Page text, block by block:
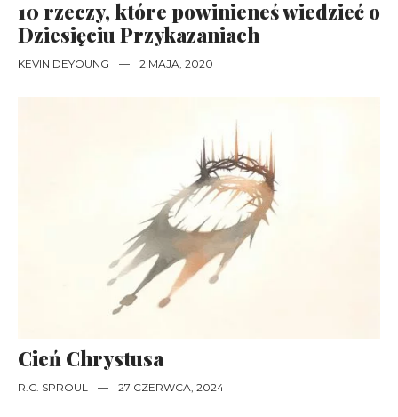
10 rzeczy, które powinieneś wiedzieć o
Dziesięciu Przykazaniach
KEVIN DEYOUNG — 2 MAJA, 2020
Cień Chrystusa
R.C. SPROUL — 27 CZERWCA, 2024